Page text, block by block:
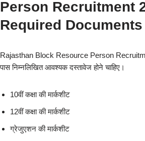
Person Recruitment
Required Documents
Rajasthan Block Resource Person
पास निम्नलिखित आवश्यक दस्तावेज होने चाहिए।
10वीं कक्षा की मार्कशीट
12वीं कक्षा की मार्कशीट
ग्रेजुएशन की मार्कशीट